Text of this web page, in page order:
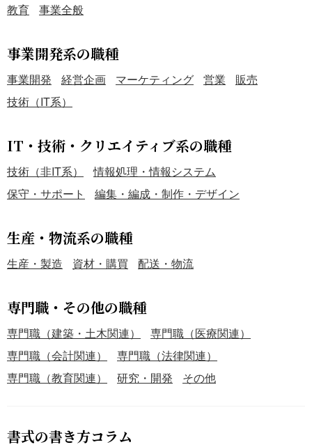
教育
事業全般
事業開発系の職種
事業開発 経営企画 マーケティング 営業
販売
技術（IT系）
IT・技術・クリエイティブ系の職種
技術（非IT系）
情報処理・情報システム
保守・サポート
編集・編成・制作・デザイン
生産・物流系の職種
生産・製造 資材・購買 配送・物流
専門職・その他の職種
専門職（建築・土木関連）
専門職（医療関連）
専門職（会計関連）
専門職（法律関連）
専門職（教育関連）
研究・開発 その他
書式の書き方コラム